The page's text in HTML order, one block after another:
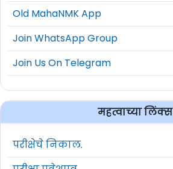
Old MahaNMK App
Join WhatsApp Group
Join Us On Telegram
महत्वाच्या लिंक्स
परीक्षेचे निकाल.